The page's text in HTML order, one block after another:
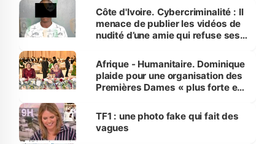
des Transports
Côte d'Ivoire. Cybercriminalité : Il
menace de publier les vidéos de
nudité d’une amie qui refuse ses
Afrique - Humanitaire. Dominique
plaide pour une organisation des
Premières Dames « plus forte et
sur la scène internationale »
TF1 : une photo fake qui fait des
vagues